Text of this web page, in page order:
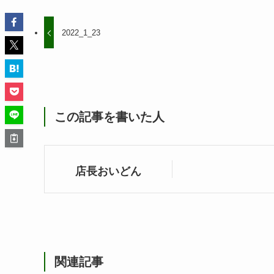
2022_1_23
この記事を書いた人
店長おいどん
関連記事